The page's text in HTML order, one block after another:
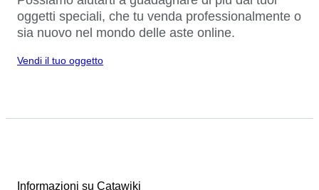
oggetti speciali, che tu venda professionalmente o
sia nuovo nel mondo delle aste online.
Vendi il tuo oggetto
Informazioni su Catawiki